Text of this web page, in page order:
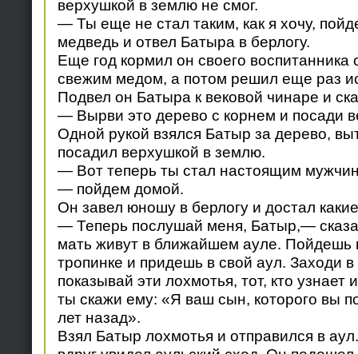
верхушкой в землю не смог.
— Ты еще не стал таким, как я хочу,
медведь и отвел Батыра в берлогу.
Еще год кормил он своего
свежим медом, а потом решил еще раз
Подвел он Батыра к вековой чинаре и
— Вырви это дерево с корнем и посади
Одной рукой взялся Батыр за дерево,
посадил верхушкой в землю.
— Вот теперь ты стал настоящим
— пойдем домой.
Он завел юношу в берлогу и достал
— Теперь послушай меня, Батыр,—
мать живут в ближайшем ауле. Пойдешь
тропинке и придешь в свой аул. Заходи
показывай эти лохмотья, тот, кто узнает
ты скажи ему: «Я ваш сын, которого вы
лет назад».
Взял Батыр лохмотья и отправился в